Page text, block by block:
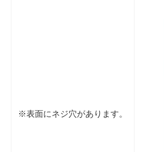
※表面にネジ穴があります。